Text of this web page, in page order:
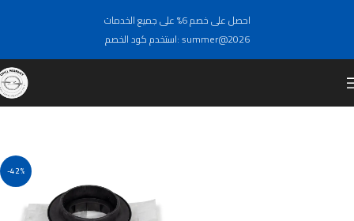
احصل على خصم 6% على جميع الخدمات
استخدم كود الخصم: summer@2026
-42%